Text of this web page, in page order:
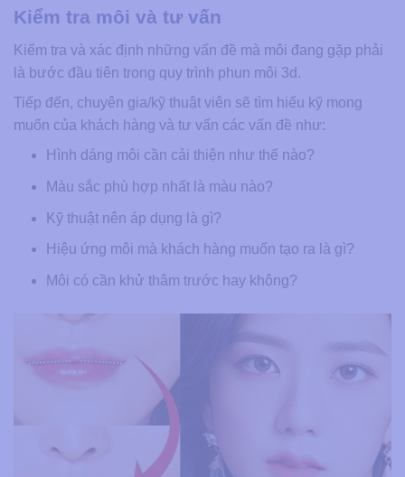
Kiểm tra môi và tư vấn
Kiểm tra và xác định những vấn đề mà môi đang gặp phải
là bước đầu tiên trong quy trình phun môi 3d.
Tiếp đến, chuyên gia/kỹ thuật viên sẽ tìm hiểu kỹ mong
muốn của khách hàng và tư vấn các vấn đề như:
Hình dáng môi cần cải thiện như thế nào?
Màu sắc phù hợp nhất là màu nào?
Kỹ thuật nên áp dụng là gì?
Hiệu ứng môi mà khách hàng muốn tạo ra là gì?
Môi có cần khử thâm trước hay không?